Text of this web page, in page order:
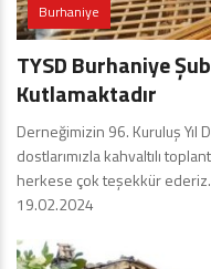
Burhaniye
TYSD Burhaniye
Kutlamaktadır
Derneğimizin 96. Kuruluş Yıl
dostlarımızla kahvaltılı
herkese çok teşekkür ederiz.
19.02.2024